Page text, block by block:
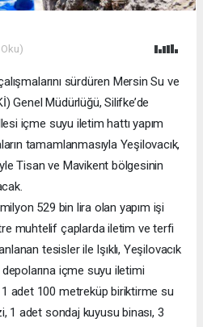
sürdüren Mersin Su ve
Genel Müdürlüğü, Silifke’de
içme suyu iletim hattı yapım
tamamlanmasıyla Yeşilovacık,
Tisan ve Mavikent bölgesinin
529 bin lira olan yapım işi
muhtelif çaplarda iletim ve terfi
tesisler ile Işıklı, Yeşilovacık
içme suyu iletimi
adet 100 metreküp biriktirme su
1 adet sondaj kuyusu binası, 3